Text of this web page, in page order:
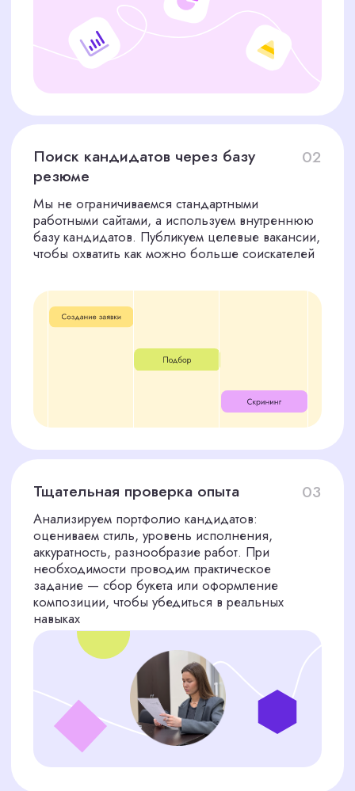
Вы получаете 2–3 отобранных нами кандидатов
с проверенным портфолио, опытом,
мотивацией и личными качествами. Вместе с
каждым кандидатом мы предоставляем
подборку его реальных работ и комментарии
по результатам тестов и интервью
Консультируем вас по вопросам адаптации,
налаживания коммуникаций, делимся
рекомендациями по интеграции нового
человека в команду
Помощь новому сотруднику
адаптироваться
06
ПОЧЕМУ СТОИТ ЗАКАЗАТЬ
ПОДБОР ФЛОРИСТА У НАС
Мы берем на себя всю рутинную работу:
поиск, отбор, проверку и проведение
первичных собеседований. Вы
встречаетесь только с финалистами
Экономия вашего времени